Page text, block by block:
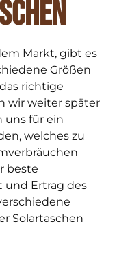
Markt, gibt es
Größen
richtige
wir weiter später
uns für ein
welches zu
beste
und Ertrag des
Solartaschen